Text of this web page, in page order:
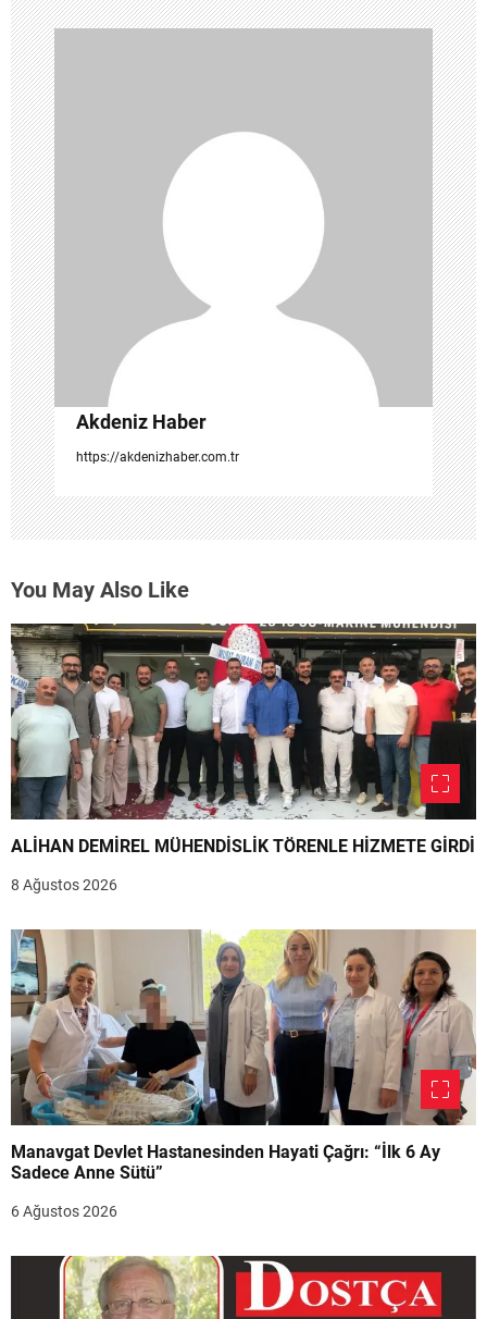
e
z
i
n
m
e
s
i
Akdeniz Haber
https://akdenizhaber.com.tr
You May Also Like
ALİHAN DEMİREL MÜHENDİSLİK TÖRENLE HİZMETE GİRDİ
8 Ağustos 2026
Manavgat Devlet Hastanesinden Hayati Çağrı: “İlk 6 Ay
Sadece Anne Sütü”
6 Ağustos 2026